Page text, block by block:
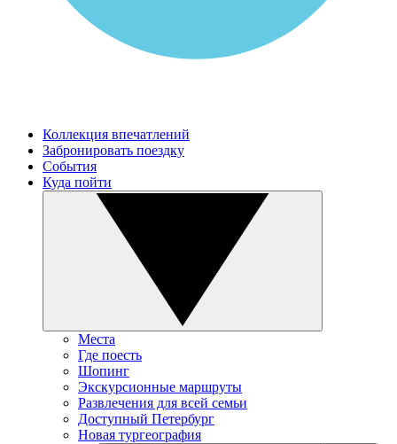
Коллекция впечатлений
Забронировать поездку
События
Куда пойти
Места
Где поесть
Шопинг
Экскурсионные маршруты
Развлечения для всей семьи
Доступный Петербург
Новая тургеография